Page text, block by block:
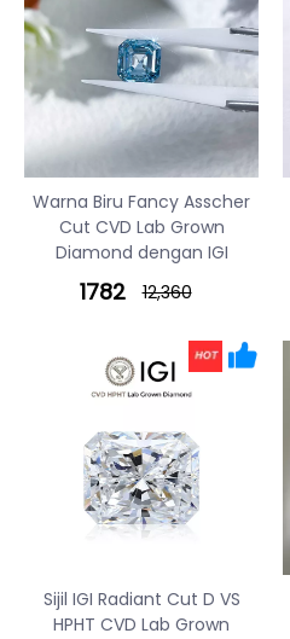
Warna Biru Fancy Asscher
Cut CVD Lab Grown
Diamond dengan IGI
1782 12,360
Sijil IGI Radiant Cut D VS
HPHT CVD Lab Grown